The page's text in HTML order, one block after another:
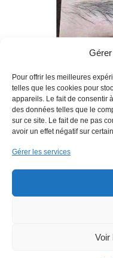
Pour offrir les meilleures
telles que les cookies pour
appareils. Le fait de consentir
des données telles que le
sur ce site. Le fait de ne pas
avoir un effet négatif sur
Gérer les services
Voir